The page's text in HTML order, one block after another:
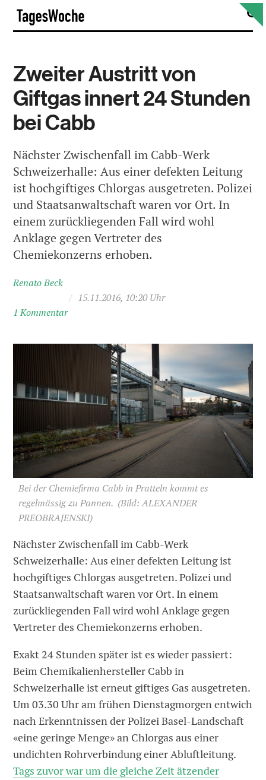
Skip
content
Zweiter Austritt von
Giftgas innert 24 Stunden
bei Cabb
Nächster Zwischenfall im Cabb-Werk
Schweizerhalle: Aus einer defekten Leitung
ist hochgiftiges Chlorgas ausgetreten. Polizei
und Staatsanwaltschaft waren vor Ort. In
einem zurückliegenden Fall wird wohl
Anklage gegen Vertreter des
Chemiekonzerns erhoben.
Renato Beck
/ 15.11.2016, 10:20 Uhr
1 Kommentar
Bei der Chemiefirma Cabb in Pratteln kommt es
regelmässig zu Pannen. (Bild: ALEXANDER
PREOBRAJENSKI)
Nächster Zwischenfall im Cabb-Werk
Schweizerhalle: Aus einer defekten Leitung ist
hochgiftiges Chlorgas ausgetreten. Polizei und
Staatsanwaltschaft waren vor Ort. In einem
zurückliegenden Fall wird wohl Anklage gegen
Vertreter des Chemiekonzerns erhoben.
Exakt 24 Stunden später ist es wieder passiert:
Beim Chemikalienhersteller Cabb in
Schweizerhalle ist erneut giftiges Gas ausgetreten.
Um 03.30 Uhr am frühen Dienstagmorgen entwich
nach Erkenntnissen der Polizei Basel-Landschaft
«eine geringe Menge» an Chlorgas aus einer
undichten Rohrverbindung einer Abluftleitung.
Tags zuvor war um die gleiche Zeit ätzender